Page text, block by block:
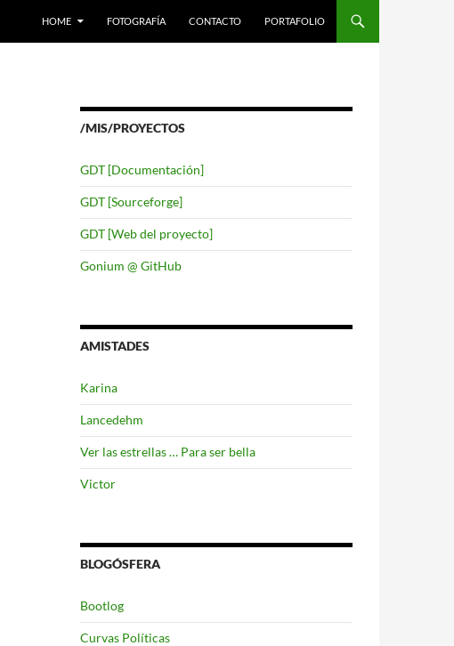
HOME
FOTOGRAFÍA CONTACTO PORTAFOLIO
/MIS/PROYECTOS
GDT [Documentación]
GDT [Sourceforge]
GDT [Web del proyecto]
Gonium @ GitHub
AMISTADES
Karina
Lancedehm
Ver las estrellas … Para ser bella
Victor
BLOGÓSFERA
Bootlog
Curvas Políticas